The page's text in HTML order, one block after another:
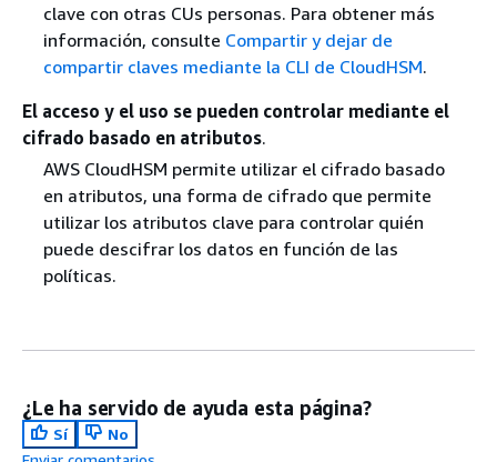
clave con otras CUs personas. Para obtener más
información, consulte Compartir y dejar de
compartir claves mediante la CLI de CloudHSM.
El acceso y el uso se pueden controlar mediante el
cifrado basado en atributos.
AWS CloudHSM permite utilizar el cifrado basado
en atributos, una forma de cifrado que permite
utilizar los atributos clave para controlar quién
puede descifrar los datos en función de las
políticas.
¿Le ha servido de ayuda esta página?
Sí
No